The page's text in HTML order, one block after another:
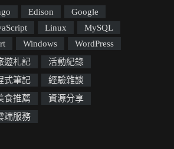
Edison
Google
Linux
MySQL
Windows
WordPress
遊札記
活動紀錄
式筆記
經驗雜談
食推薦
資源分享
端服務